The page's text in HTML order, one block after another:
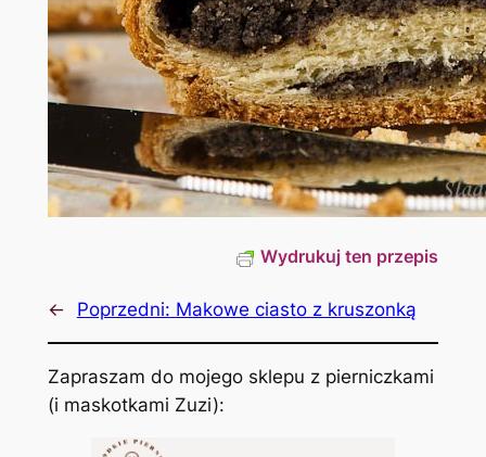
Wydrukuj ten przepis
← Poprzedni: Makowe ciasto z kruszonką
Zapraszam do mojego sklepu z pierniczkami
(i maskotkami Zuzi):